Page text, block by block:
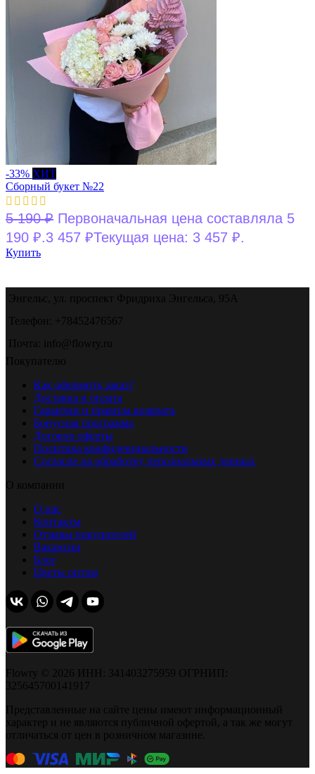
-33% ХИТ
Сборный букет №22
5 190₽ Первоначальная цена составляла 5
190 ₽.3 457 ₽Текущая цена: 3 457 ₽.
Купить
Энгельс, ул. проспект Фридриха Энгельса, 95А
Телефон: +78452476567
Почта: info@flowry.ru
Покупателю
Как оформить заказ?
Доставка и оплата
Гарантии и правила возврата
Бонусная программа
Договор оферты
Политика конфиденциальности
Согласие на обработку персональных данных
О компании
О нас
Контакты
Отзывы покупателей
Вакансии
Блог
Цветы оптом
Flowry © 2026 ИНН: 341403275959 ОГРНИП:
325645700141917
Представленные на сайте цены имеют информационный
характер и не являются публичной офертой, а так же могут
отличаться от цен в розничном магазине.